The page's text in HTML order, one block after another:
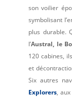
son voilier
symbolisant
plus durable.
l’Austral, le
120 cabines,
et
Six autres
Explorers,